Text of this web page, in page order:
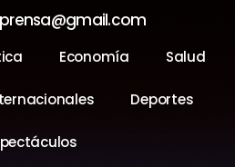
Economía Salud
Deportes